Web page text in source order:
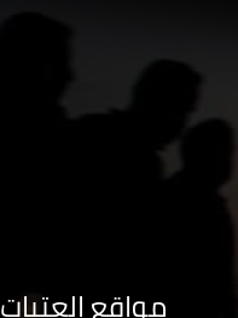
مواقع العتبات